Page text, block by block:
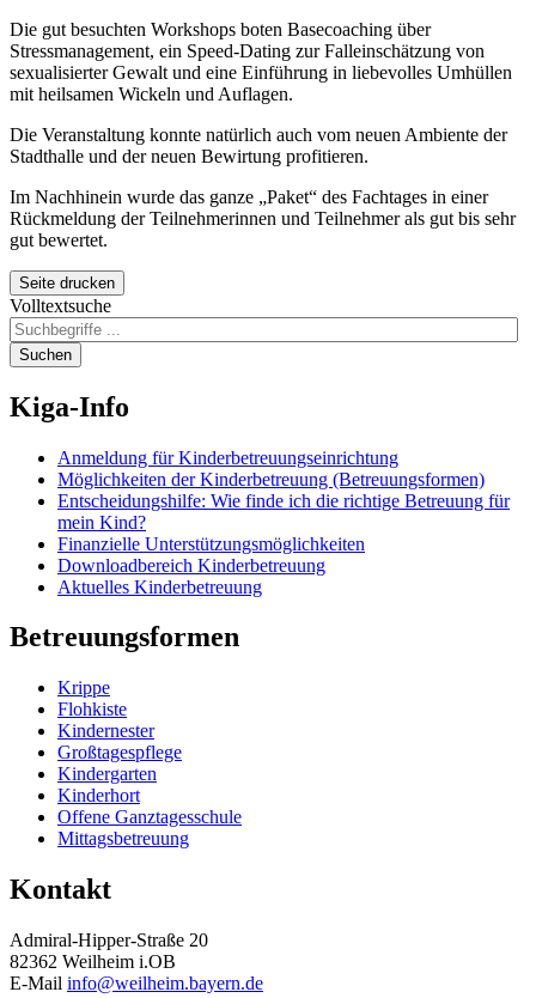
Die gut besuchten Workshops boten Basecoaching über
Stressmanagement, ein Speed-Dating zur Falleinschätzung von
sexualisierter Gewalt und eine Einführung in liebevolles Umhüllen
mit heilsamen Wickeln und Auflagen.
Die Veranstaltung konnte natürlich auch vom neuen Ambiente der
Stadthalle und der neuen Bewirtung profitieren.
Im Nachhinein wurde das ganze „Paket“ des Fachtages in einer
Rückmeldung der Teilnehmerinnen und Teilnehmer als gut bis sehr
gut bewertet.
Seite drucken
Volltextsuche
Suchen
Kiga-Info
Anmeldung für Kinderbetreuungseinrichtung
Möglichkeiten der Kinderbetreuung (Betreuungsformen)
Entscheidungshilfe: Wie finde ich die richtige Betreuung für
mein Kind?
Finanzielle Unterstützungsmöglichkeiten
Downloadbereich Kinderbetreuung
Aktuelles Kinderbetreuung
Betreuungsformen
Krippe
Flohkiste
Kindernester
Großtagespflege
Kindergarten
Kinderhort
Offene Ganztagesschule
Mittagsbetreuung
Kontakt
Admiral-Hipper-Straße 20
82362 Weilheim i.OB
E-Mail info@weilheim.bayern.de